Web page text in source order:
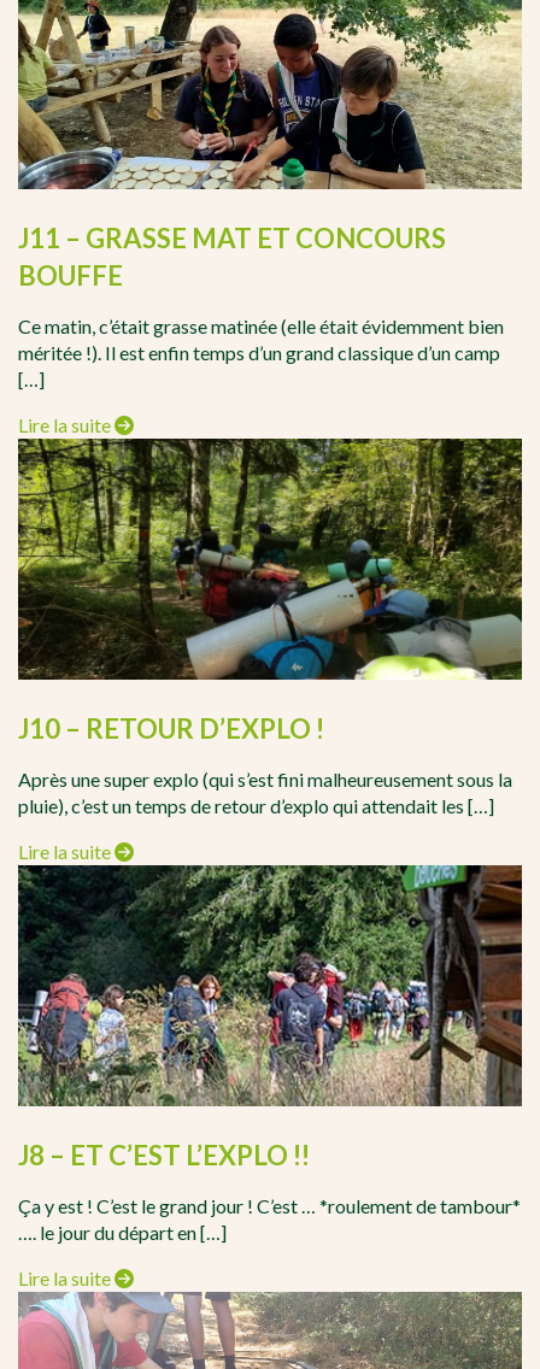
J11 – GRASSE MAT ET CONCOURS
BOUFFE
Ce matin, c’était grasse matinée (elle était évidemment bien
méritée !). Il est enfin temps d’un grand classique d’un camp
[…]
Lire la suite
J10 – RETOUR D’EXPLO !
Après une super explo (qui s’est fini malheureusement sous la
pluie), c’est un temps de retour d’explo qui attendait les […]
Lire la suite
J8 – ET C’EST L’EXPLO !!
Ça y est ! C’est le grand jour ! C’est … *roulement de tambour*
…. le jour du départ en […]
Lire la suite